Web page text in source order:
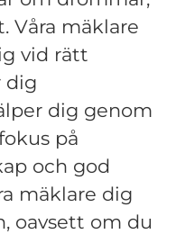
Våra mäklare
vid rätt
dig
dig genom
på
och god
mäklare dig
oavsett om du